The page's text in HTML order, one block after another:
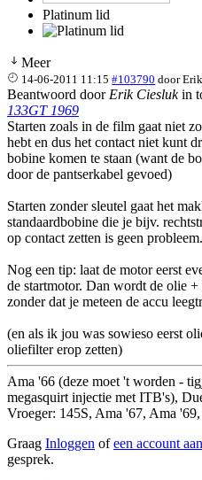
Platinum lid
Meer
14-06-2011 11:15 #103790 door
Beantwoord door Erik Cieslukin
133GT 1969
Starten zoals in de film gaat niet
hebt en dus het contact niet kunt
bobine komen te staan (want de
door de pantserkabel gevoed)
Starten zonder sleutel gaat het
standaardbobine die je bijv.
op contact zetten is geen probleem.
Nog een tip: laat de motor eerst
de startmotor. Dan wordt de olie
zonder dat je meteen de accu
(en als ik jou was sowieso eerst
oliefilter erop zetten)
Ama '66 (deze moet 't worden -
megasquirt injectie met ITB's),
Vroeger: 145S, Ama '67, Ama
Graag Inloggen ofeen account
gesprek.